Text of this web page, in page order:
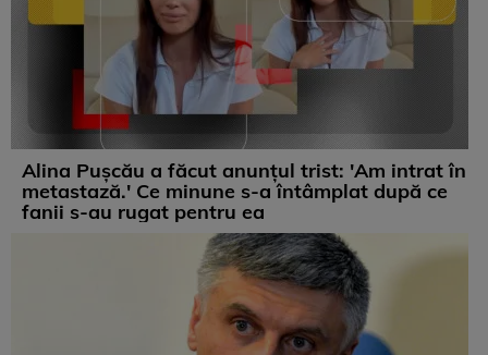
Alina Pușcău a făcut anunțul trist: 'Am intrat în
metastază.' Ce minune s-a întâmplat după ce
fanii s-au rugat pentru ea